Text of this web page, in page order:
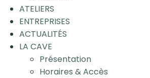
ATELIERS
ENTREPRISES
ACTUALITÉS
LA CAVE
Présentation
Horaires & Accès